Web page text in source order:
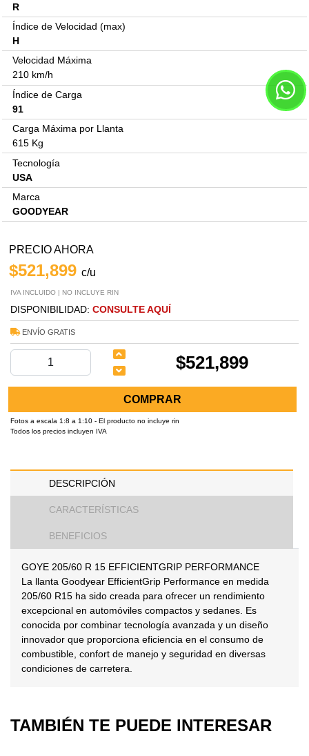
R
Índice de Velocidad (max)
H
Velocidad Máxima
210 km/h
Índice de Carga
91
Carga Máxima por Llanta
615 Kg
Tecnología
USA
Marca
GOODYEAR
PRECIO AHORA
$521,899 c/u
IVA INCLUIDO | NO INCLUYE RIN
DISPONIBILIDAD: CONSULTE AQUÍ
ENVÍO GRATIS
$521,899
COMPRAR
Fotos a escala 1:8 a 1:10 - El producto no incluye rin
Todos los precios incluyen IVA
DESCRIPCIÓN
CARACTERÍSTICAS
BENEFICIOS
GOYE 205/60 R 15 EFFICIENTGRIP PERFORMANCE
La llanta Goodyear EfficientGrip Performance en medida
205/60 R15 ha sido creada para ofrecer un rendimiento
excepcional en automóviles compactos y sedanes. Es
conocida por combinar tecnología avanzada y un diseño
innovador que proporciona eficiencia en el consumo de
combustible, confort de manejo y seguridad en diversas
condiciones de carretera.
TAMBIÉN TE PUEDE INTERESAR